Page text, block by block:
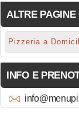
ALTRE PAGINE
Pizzeria a
INFO E